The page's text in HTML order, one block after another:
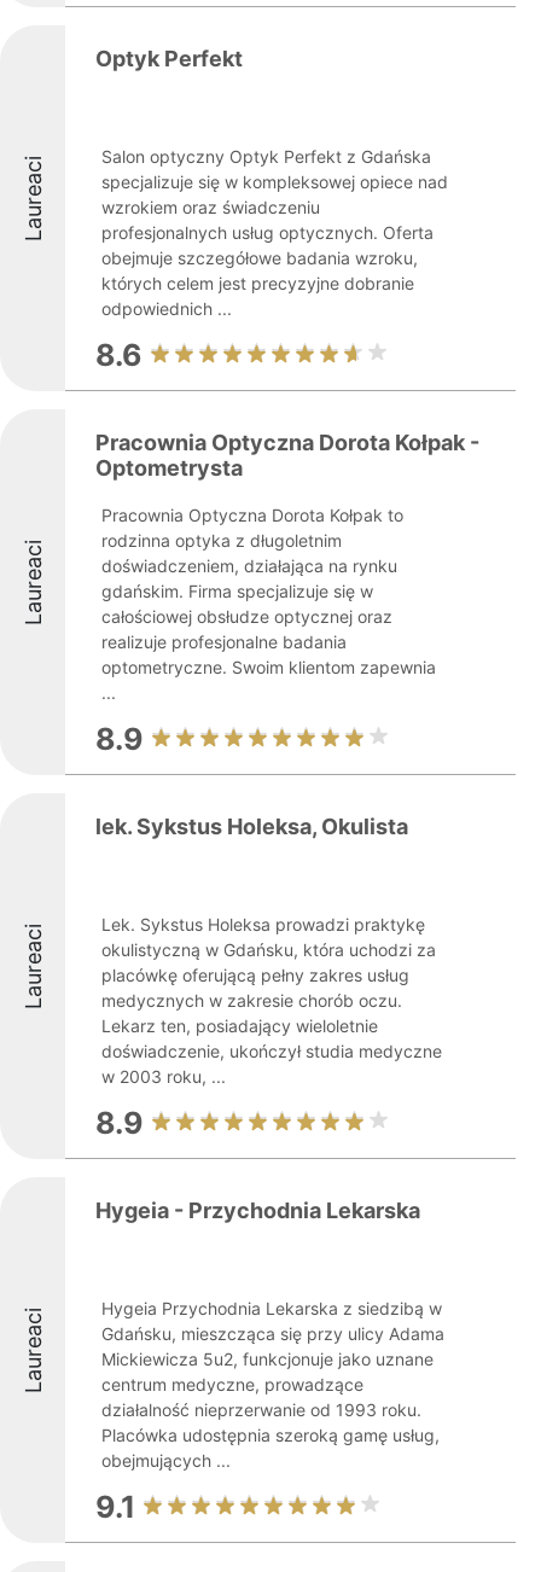
Laureaci
Optyk Perfekt
Salon optyczny Optyk Perfekt z Gdańska
specjalizuje się w kompleksowej opiece nad
wzrokiem oraz świadczeniu
profesjonalnych usług optycznych. Oferta
obejmuje szczegółowe badania wzroku,
których celem jest precyzyjne dobranie
odpowiednich ...
8.6
Laureaci
Pracownia Optyczna Dorota Kołpak -
Optometrysta
Pracownia Optyczna Dorota Kołpak to
rodzinna optyka z długoletnim
doświadczeniem, działająca na rynku
gdańskim. Firma specjalizuje się w
całościowej obsłudze optycznej oraz
realizuje profesjonalne badania
optometryczne. Swoim klientom zapewnia
...
8.9
Laureaci
lek. Sykstus Holeksa, Okulista
Lek. Sykstus Holeksa prowadzi praktykę
okulistyczną w Gdańsku, która uchodzi za
placówkę oferującą pełny zakres usług
medycznych w zakresie chorób oczu.
Lekarz ten, posiadający wieloletnie
doświadczenie, ukończył studia medyczne
w 2003 roku, ...
8.9
Laureaci
Hygeia - Przychodnia Lekarska
Hygeia Przychodnia Lekarska z siedzibą w
Gdańsku, mieszcząca się przy ulicy Adama
Mickiewicza 5u2, funkcjonuje jako uznane
centrum medyczne, prowadzące
działalność nieprzerwanie od 1993 roku.
Placówka udostępnia szeroką gamę usług,
obejmujących ...
9.1